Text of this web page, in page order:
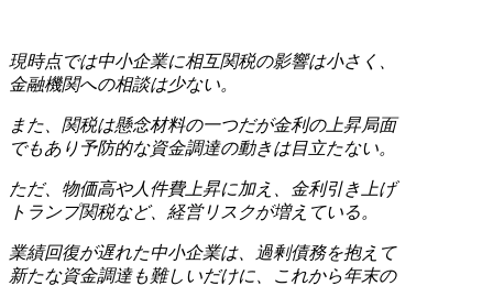
現時点では中小企業に相互関税の影響は小さく、
金融機関への相談は少ない。
また、関税は懸念材料の一つだが金利の上昇局面
でもあり予防的な資金調達の動きは目立たない。
ただ、物価高や人件費上昇に加え、金利引き上げ
トランプ関税など、経営リスクが増えている。
業績回復が遅れた中小企業は、過剰債務を抱えて
新たな資金調達も難しいだけに、これから年末の